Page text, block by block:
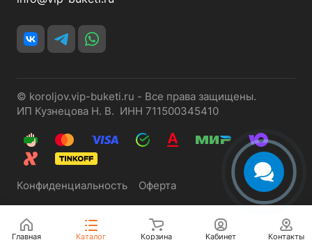
© koroljov.vip-buketi.ru - Все права защищены.
ИП Кузнецова Н. В. ИНН 711500345410
Конфиденциальность Оферта
Главная Каталог Корзина Кабинет Контакты